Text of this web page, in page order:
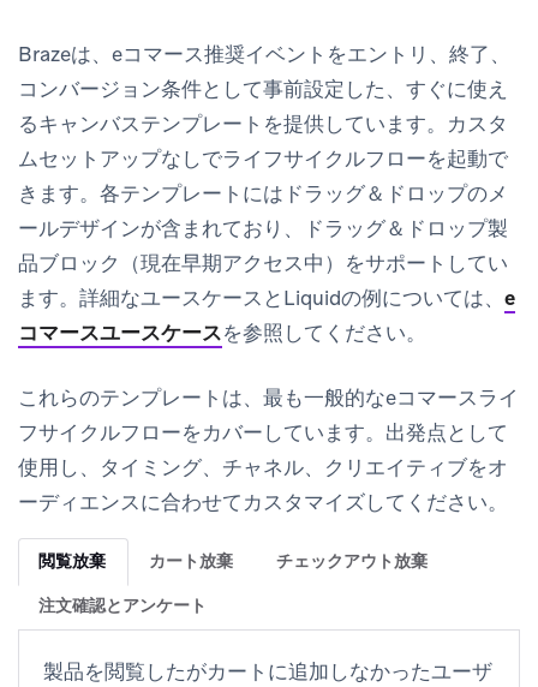
Brazeは、eコマース推奨イベントをエントリ、終了、
コンバージョン条件として事前設定した、すぐに使え
るキャンバステンプレートを提供しています。カスタ
ムセットアップなしでライフサイクルフローを起動で
きます。各テンプレートにはドラッグ＆ドロップのメ
ールデザインが含まれており、ドラッグ＆ドロップ製
品ブロック（現在早期アクセス中）をサポートしてい
ます。詳細なユースケースとLiquidの例については、 e
コマースユースケースを参照してください。
これらのテンプレートは、最も一般的なeコマースライ
フサイクルフローをカバーしています。出発点として
使用し、タイミング、チャネル、クリエイティブをオ
ーディエンスに合わせてカスタマイズしてください。
閲覧放棄 カート放棄 チェックアウト放棄
注文確認とアンケート
製品を閲覧したがカートに追加しなかったユーザ